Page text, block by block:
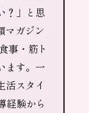
？」と思
ガジン
事・筋ト
ます。一
活スタイ
経験から